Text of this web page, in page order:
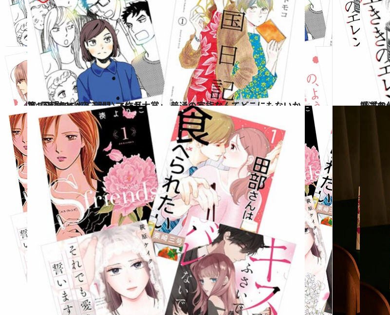
2022.10.18
第1回「CREA夜ふかしマンガ大賞」 普通の家族なんてどこにもないから 〈家族とは？ 部門〉6作品
カルチャー 『ブルーピリオド』他、
カルチ